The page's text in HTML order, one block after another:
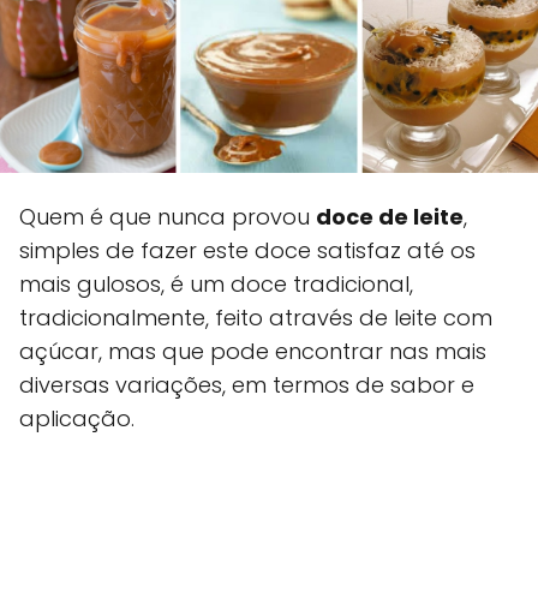
Quem é que nunca provou doce de leite,
simples de fazer este doce satisfaz até os
mais gulosos, é um doce tradicional,
tradicionalmente, feito através de leite com
açúcar, mas que pode encontrar nas mais
diversas variações, em termos de sabor e
aplicação.